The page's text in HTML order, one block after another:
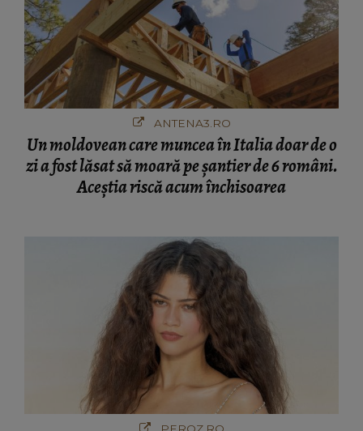
ANTENA3.RO
Un moldovean care muncea în Italia doar de o
zi a fost lăsat să moară pe şantier de 6 români.
Aceștia riscă acum închisoarea